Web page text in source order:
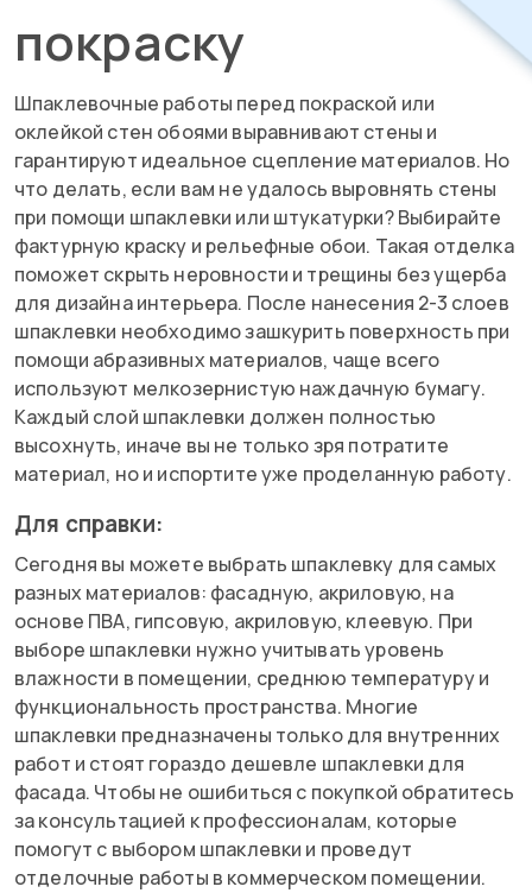
покраску
Шпаклевочные работы перед покраской или
оклейкой стен обоями выравнивают стены и
гарантируют идеальное сцепление материалов. Но
что делать, если вам не удалось выровнять стены
при помощи шпаклевки или штукатурки? Выбирайте
фактурную краску и рельефные обои. Такая отделка
поможет скрыть неровности и трещины без ущерба
для дизайна интерьера. После нанесения 2-3 слоев
шпаклевки необходимо зашкурить поверхность при
помощи абразивных материалов, чаще всего
используют мелкозернистую наждачную бумагу.
Каждый слой шпаклевки должен полностью
высохнуть, иначе вы не только зря потратите
материал, но и испортите уже проделанную работу.
Для справки:
Сегодня вы можете выбрать шпаклевку для самых
разных материалов: фасадную, акриловую, на
основе ПВА, гипсовую, акриловую, клеевую. При
выборе шпаклевки нужно учитывать уровень
влажности в помещении, среднюю температуру и
функциональность пространства. Многие
шпаклевки предназначены только для внутренних
работ и стоят гораздо дешевле шпаклевки для
фасада. Чтобы не ошибиться с покупкой обратитесь
за консультацией к профессионалам, которые
помогут с выбором шпаклевки и проведут
отделочные работы в коммерческом помещении.